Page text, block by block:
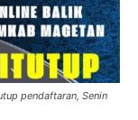
pendaftaran, Senin